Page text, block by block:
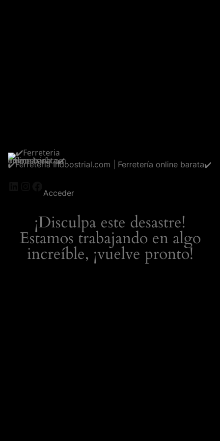
✔️Ferreteria Indoostrial.com | Ferretería online barata✔️
LinkedIn
Instagram
Facebook
Acceder
¡Disculpa este desastre!
Estamos trabajando en algo
increíble, ¡vuelve pronto!